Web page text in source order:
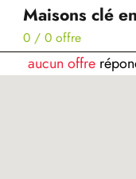
0 / 0 offre
aucun offre